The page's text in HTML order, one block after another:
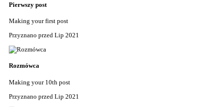
Pierwszy post
Making your first post
Przyznano przed Lip 2021
Rozmówca
Making your 10th post
Przyznano przed Lip 2021